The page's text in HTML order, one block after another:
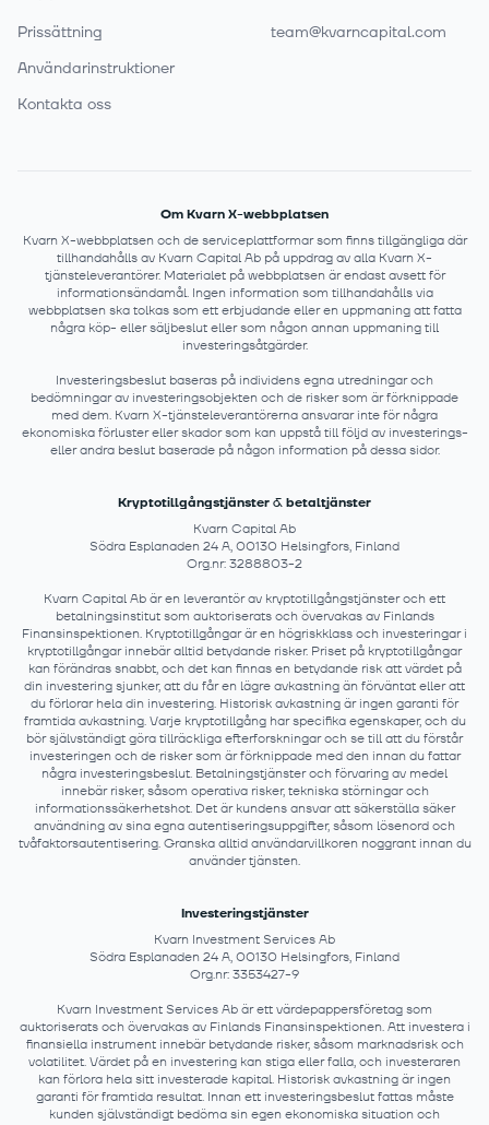
Prissättning
Användarinstruktioner
Kontakta oss
team@kvarncapital.com
Om Kvarn X-webbplatsen
Kvarn X-webbplatsen och de serviceplattformar som finns tillgängliga där
tillhandahålls av Kvarn Capital Ab på uppdrag av alla Kvarn X-
tjänsteleverantörer. Materialet på webbplatsen är endast avsett för
informationsändamål. Ingen information som tillhandahålls via
webbplatsen ska tolkas som ett erbjudande eller en uppmaning att fatta
några köp- eller säljbeslut eller som någon annan uppmaning till
investeringsåtgärder.
Investeringsbeslut baseras på individens egna utredningar och
bedömningar av investeringsobjekten och de risker som är förknippade
med dem. Kvarn X-tjänsteleverantörerna ansvarar inte för några
ekonomiska förluster eller skador som kan uppstå till följd av investerings-
eller andra beslut baserade på någon information på dessa sidor.
Kryptotillgångstjänster & betaltjänster
Kvarn Capital Ab
Södra Esplanaden 24 A, 00130 Helsingfors, Finland
Org.nr: 3288803-2
Kvarn Capital Ab är en leverantör av kryptotillgångstjänster och ett
betalningsinstitut som auktoriserats och övervakas av Finlands
Finansinspektionen. Kryptotillgångar är en högriskklass och investeringar i
kryptotillgångar innebär alltid betydande risker. Priset på kryptotillgångar
kan förändras snabbt, och det kan finnas en betydande risk att värdet på
din investering sjunker, att du får en lägre avkastning än förväntat eller att
du förlorar hela din investering. Historisk avkastning är ingen garanti för
framtida avkastning. Varje kryptotillgång har specifika egenskaper, och du
bör självständigt göra tillräckliga efterforskningar och se till att du förstår
investeringen och de risker som är förknippade med den innan du fattar
några investeringsbeslut. Betalningstjänster och förvaring av medel
innebär risker, såsom operativa risker, tekniska störningar och
informationssäkerhetshot. Det är kundens ansvar att säkerställa säker
användning av sina egna autentiseringsuppgifter, såsom lösenord och
tvåfaktorsautentisering. Granska alltid användarvillkoren noggrant innan du
använder tjänsten.
Investeringstjänster
Kvarn Investment Services Ab
Södra Esplanaden 24 A, 00130 Helsingfors, Finland
Org.nr: 3353427-9
Kvarn Investment Services Ab är ett värdepappersföretag som
auktoriserats och övervakas av Finlands Finansinspektionen. Att investera i
finansiella instrument innebär betydande risker, såsom marknadsrisk och
volatilitet. Värdet på en investering kan stiga eller falla, och investeraren
kan förlora hela sitt investerade kapital. Historisk avkastning är ingen
garanti för framtida resultat. Innan ett investeringsbeslut fattas måste
kunden självständigt bedöma sin egen ekonomiska situation och